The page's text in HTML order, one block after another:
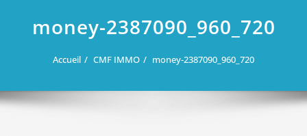
money-2387090_960_720
Accueil CMF IMMO money-2387090_960_720